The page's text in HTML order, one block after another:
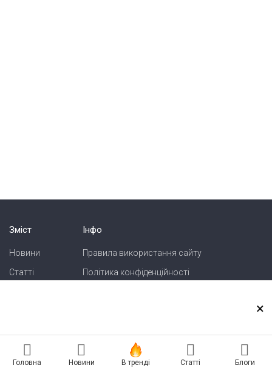
Зміст
Новини
Статті
Інфо
Правила використання сайту
Політика конфіденційності
Реклама на сайті
×
Головна Новини В тренді Статті Блоги